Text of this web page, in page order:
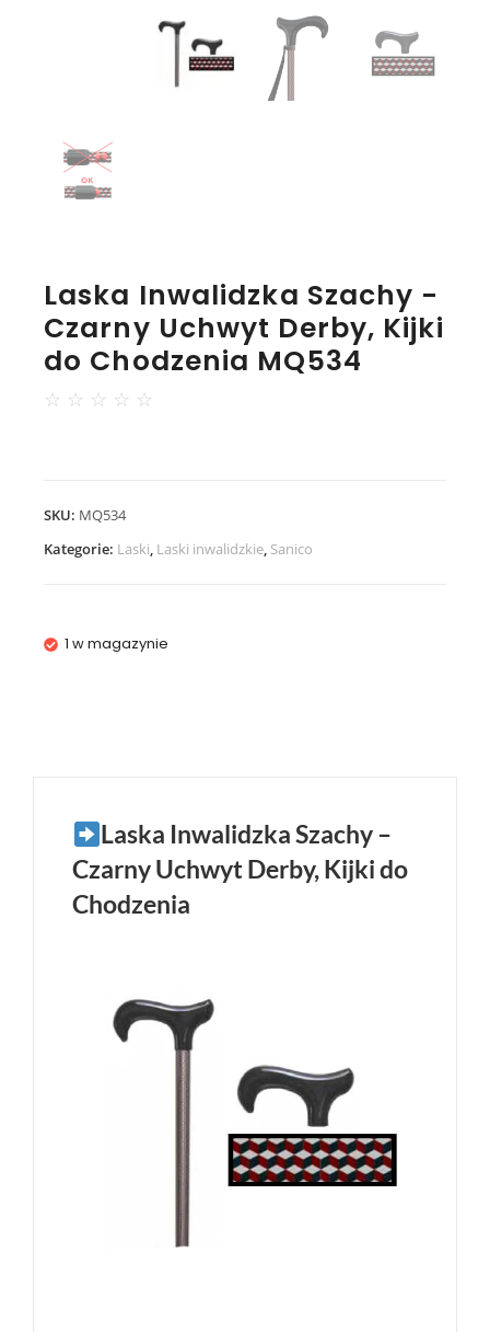
Laska Inwalidzka Szachy -
Czarny Uchwyt Derby, Kijki
do Chodzenia MQ534
☆ ☆ ☆ ☆ ☆
SKU: MQ534
Kategorie: Laski, Laski inwalidzkie, Sanico
1 w magazynie
Laska Inwalidzka Szachy –
Czarny Uchwyt Derby, Kijki do
Chodzenia